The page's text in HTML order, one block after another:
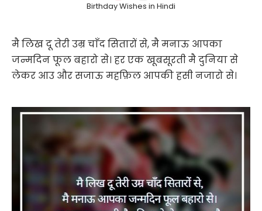
Birthday Wishes in Hindi
मै लिख दू तेरी उम्र चाँद सितारों से, मै मनाऊ आपका
जन्मदिन फूल बहारो से। हर एक खूबसूरती मै दुनिया से
लेकर आउ और सजाऊ महफ़िल आपकी हसी नजारो से।